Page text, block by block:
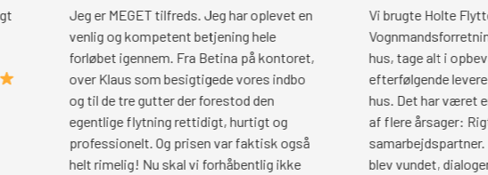
Jeg er MEGET tilfreds. Jeg har oplevet en
venlig og kompetent betjening hele
forløbet igennem. Fra Betina på kontoret,
over Klaus som besigtigede vores indbo
og til de tre gutter der forestod den
egentlige flytning rettidigt, hurtigt og
professionelt. Og prisen var faktisk også
helt rimelig! Nu skal vi forhåbentlig ikke
Vi brugte Holte Flytte og
Vognmandsforretning til at
hus, tage alt i opbevaring i 3
efterfølgende levere møblerne
hus. Det har været en rigtig
af flere årsager: Rigtig
samarbejdspartner. Både
blev vundet, dialogen i